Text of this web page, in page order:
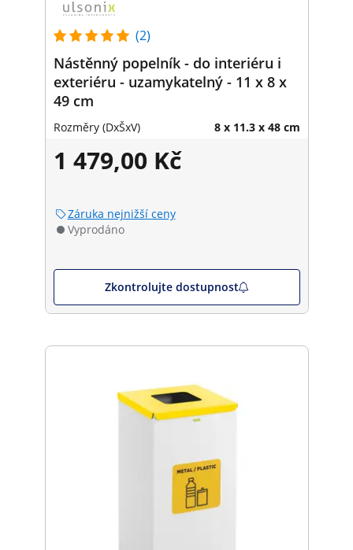
(2)
Nástěnný popelník - do interiéru i
exteriéru - uzamykatelný - 11 x 8 x
49 cm
Rozměry (DxŠxV) 8 x 11.3 x 48 cm
1 479,00 Kč
Záruka nejnižší ceny
Vyprodáno
Zkontrolujte dostupnost